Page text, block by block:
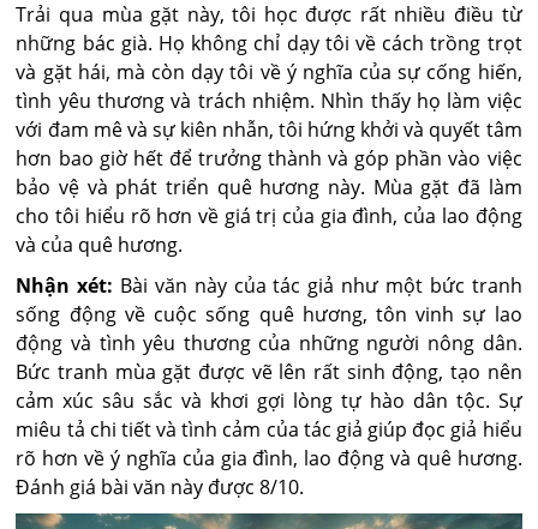
Trải qua mùa gặt này, tôi học được rất nhiều điều từ
những bác già. Họ không chỉ dạy tôi về cách trồng trọt
và gặt hái, mà còn dạy tôi về ý nghĩa của sự cống hiến,
tình yêu thương và trách nhiệm. Nhìn thấy họ làm việc
với đam mê và sự kiên nhẫn, tôi hứng khởi và quyết tâm
hơn bao giờ hết để trưởng thành và góp phần vào việc
bảo vệ và phát triển quê hương này. Mùa gặt đã làm
cho tôi hiểu rõ hơn về giá trị của gia đình, của lao động
và của quê hương.
Nhận xét: Bài văn này của tác giả như một bức tranh
sống động về cuộc sống quê hương, tôn vinh sự lao
động và tình yêu thương của những người nông dân.
Bức tranh mùa gặt được vẽ lên rất sinh động, tạo nên
cảm xúc sâu sắc và khơi gợi lòng tự hào dân tộc. Sự
miêu tả chi tiết và tình cảm của tác giả giúp đọc giả hiểu
rõ hơn về ý nghĩa của gia đình, lao động và quê hương.
Đánh giá bài văn này được 8/10.